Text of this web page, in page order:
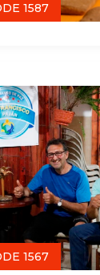
1587
1567